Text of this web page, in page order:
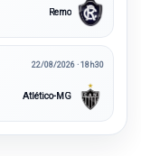
Remo
22/08/2026 · 18h30
Atlético-MG